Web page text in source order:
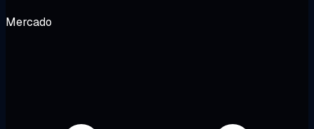
Mercado